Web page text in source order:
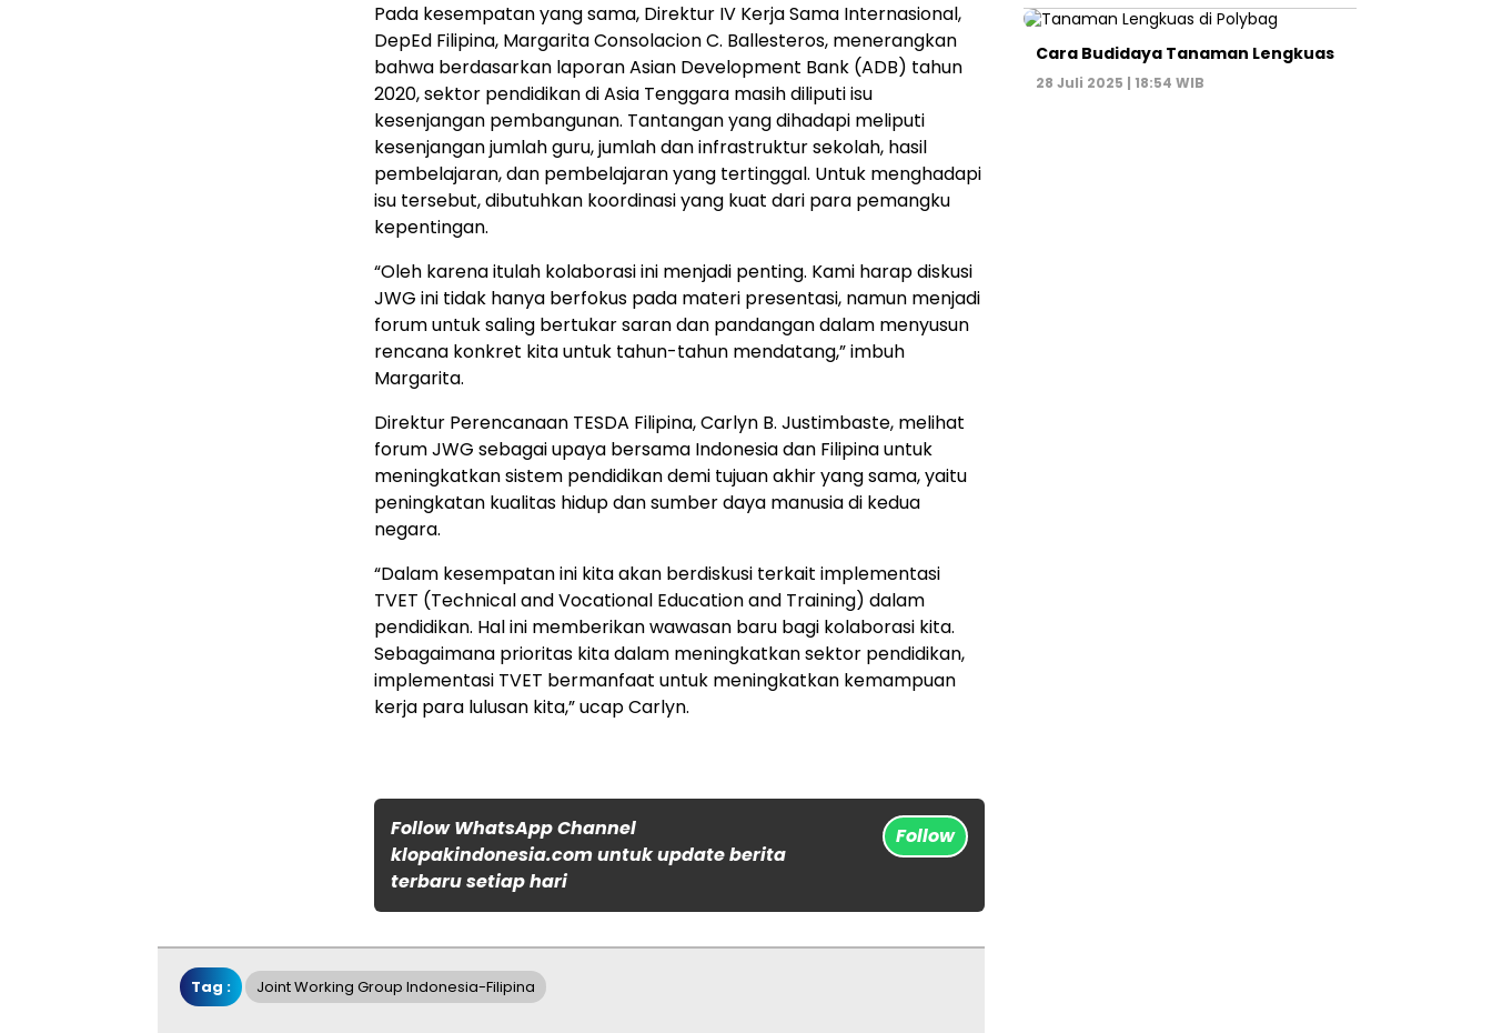
Pada kesempatan yang sama, Direktur IV Kerja Sama Internasional,
DepEd Filipina, Margarita Consolacion C. Ballesteros, menerangkan
bahwa berdasarkan laporan Asian Development Bank (ADB) tahun
2020, sektor pendidikan di Asia Tenggara masih diliputi isu
kesenjangan pembangunan. Tantangan yang dihadapi meliputi
kesenjangan jumlah guru, jumlah dan infrastruktur sekolah, hasil
pembelajaran, dan pembelajaran yang tertinggal. Untuk menghadapi
isu tersebut, dibutuhkan koordinasi yang kuat dari para pemangku
kepentingan.
“Oleh karena itulah kolaborasi ini menjadi penting. Kami harap diskusi
JWG ini tidak hanya berfokus pada materi presentasi, namun menjadi
forum untuk saling bertukar saran dan pandangan dalam menyusun
rencana konkret kita untuk tahun-tahun mendatang,” imbuh
Margarita.
Direktur Perencanaan TESDA Filipina, Carlyn B. Justimbaste, melihat
forum JWG sebagai upaya bersama Indonesia dan Filipina untuk
meningkatkan sistem pendidikan demi tujuan akhir yang sama, yaitu
peningkatan kualitas hidup dan sumber daya manusia di kedua
negara.
“Dalam kesempatan ini kita akan berdiskusi terkait implementasi
TVET (Technical and Vocational Education and Training) dalam
pendidikan. Hal ini memberikan wawasan baru bagi kolaborasi kita.
Sebagaimana prioritas kita dalam meningkatkan sektor pendidikan,
implementasi TVET bermanfaat untuk meningkatkan kemampuan
kerja para lulusan kita,” ucap Carlyn.
Follow WhatsApp Channel
klopakindonesia.com untuk update berita
terbaru setiap hari
Follow
Tag : Joint Working Group Indonesia-Filipina
Cara Budidaya Tanaman Lengkuas
28 Juli 2025 | 18:54 WIB